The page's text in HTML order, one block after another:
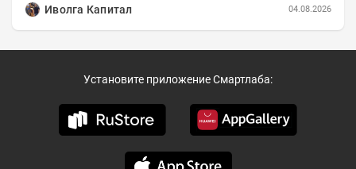
Иволга Капитал 04.08.2026
Установите приложение Смартлаба: